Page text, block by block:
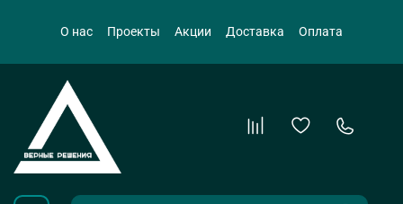
О нас Проекты Акции Доставка Оплата